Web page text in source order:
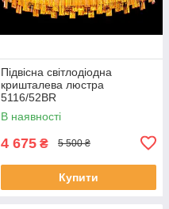
Підвісна світлодіодна
кришталева люстра
5116/52BR
В наявності
4 675 ₴ 5 500 ₴
Купити